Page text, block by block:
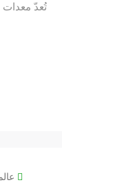
تُعدّ معدات